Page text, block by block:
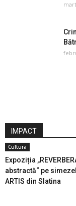
IMPACT
Cultura
Expoziția
abstractă“ pe
ARTIS din Slatina